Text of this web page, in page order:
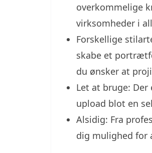
overkommelige
virksomheder i
Forskellige
skabe et
du ønsker at
Let at bruge:
upload blot en
Alsidig: Fra
dig mulighed for